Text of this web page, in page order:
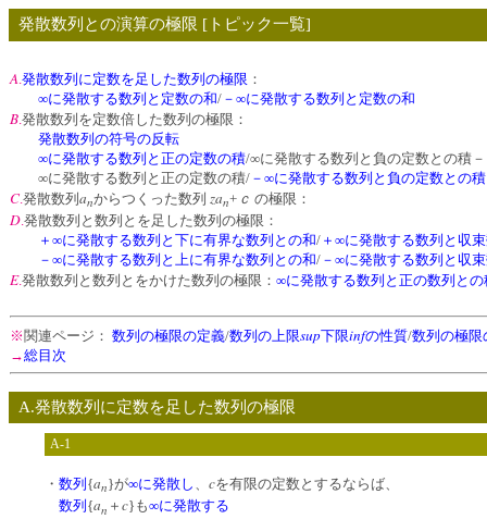
発散数列との演算の極限 [トピック一覧]
A 発散数列に定数を足した数列の極限 ：
∞に発散する数列と定数の和/ －∞に発散する数列と定数の和
B 発散数列を定数倍した数列の極限：
発散数列の符号の反転
∞に発散する数列と正の定数の積/∞に発散する数列と負の定数との積－
∞に発散する数列と正の定数の積/ －∞に発散する数列と負の定数との積
C 発散数列anからつくった数列 zan+ ｃ の極限：
D.発散数列と数列とを足した数列の極限：
＋∞に発散する数列と下に有界な数列との和/ ＋∞に発散する数列と収
－∞に発散する数列と上に有界な数列との和/ －∞に発散する数列と収
E.発散数列と数列とをかけた数列の極限： ∞に発散する数列と正の数列との
※関連ページ： 数列の極限の定義/数列の上限sup下限infの性質/数列の極限
→総目次
A.発散数列に定数を足した数列の極限
A-1
・ 数列{an}が∞に発散し cを有限の定数とするならば、
数列 {an ＋ c}も∞に発散する